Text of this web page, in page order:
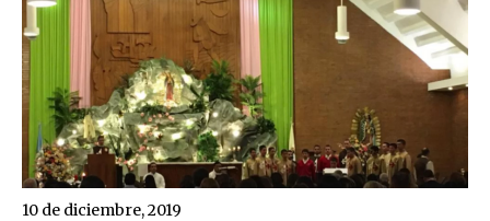
10 de diciembre, 2019